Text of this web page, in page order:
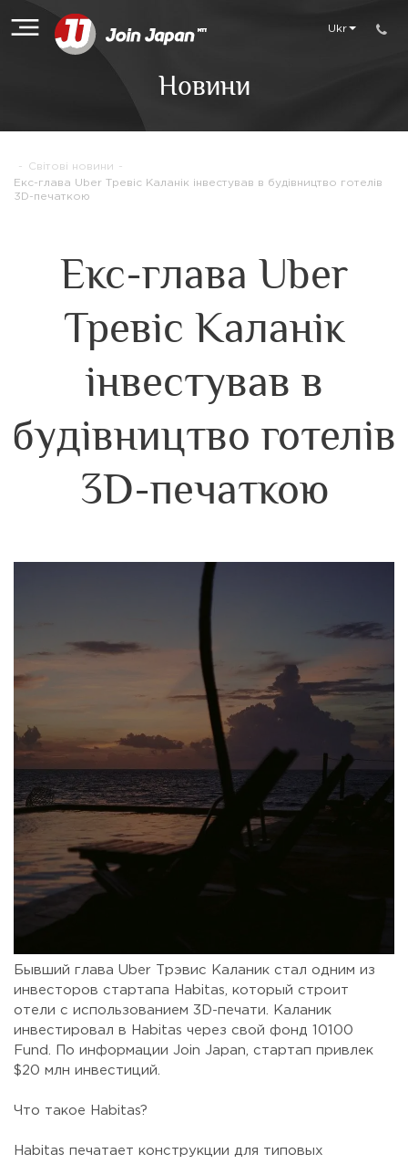
Ukr
Новини
- Світові новини
-
Екс-глава Uber Тревіс Каланік інвестував в будівництво готелів
3D-печаткою
Екс-глава Uber
Тревіс Каланік
інвестував в
будівництво готелів
3D-печаткою
Бывший глава Uber Трэвис Каланик стал одним из
инвесторов стартапа Habitas, который строит
отели с использованием 3D-печати. Каланик
инвестировал в Habitas через свой фонд 10100
Fund. По информации Join Japan, стартап привлек
$20 млн инвестиций.
Что такое Habitas?
Habitas печатает конструкции для типовых